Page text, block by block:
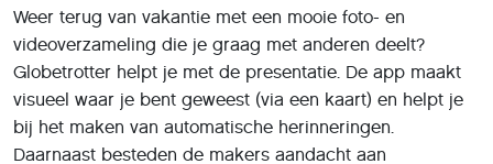
Weer terug van vakantie met een mooie foto- en
videoverzameling die je graag met anderen deelt?
Globetrotter helpt je met de presentatie. De app maakt
visueel waar je bent geweest (via een kaart) en helpt je
bij het maken van automatische herinneringen.
Daarnaast besteden de makers aandacht aan